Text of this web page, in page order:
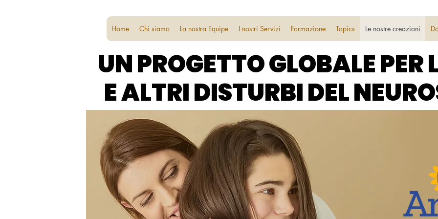
Home Chi siamo La nostra Equipe I nostri Servizi Formazione Topics Le nostre creazioni
UN PROGETTO GLOBALE
E ALTRI DISTURBI DEL
UN PROGETTO GLOBALE
E ALTRI DISTURBI DEL